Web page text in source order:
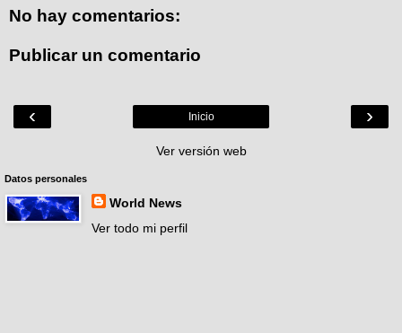
No hay comentarios:
Publicar un comentario
‹ ›
Inicio
Ver versión web
Datos personales
World News
Ver todo mi perfil